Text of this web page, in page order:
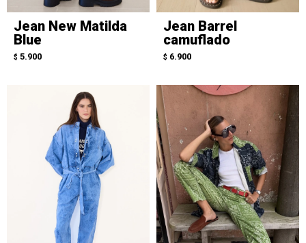
Jean New Matilda
Blue
$ 5.900
Jean Barrel
camuflado
$ 6.900